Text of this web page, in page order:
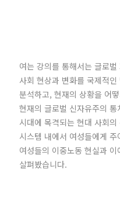
여는 강의를 통해서는 글로
사회 현상과 변화를 국제적
분석하고, 현재의 상황을 어
현재의 글로벌 신자유주의
시대에 목격되는 현대 사회
시스템 내에서 여성들에게
여성들의 이중노동 현실과
살펴봤습니다.